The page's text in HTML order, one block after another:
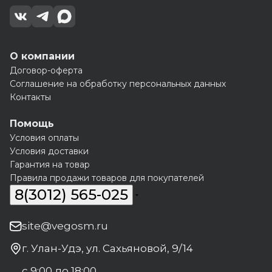
О компании
Договор-оферта
Соглашение на обработку персональных данных
Контакты
Помощь
Условия оплаты
Условия доставки
Гарантия на товар
Правила продажи товаров для покупателей
8(3012) 565-025
site@vegosm.ru
г. Улан-Удэ, ул. Сахьяновой, 9/14